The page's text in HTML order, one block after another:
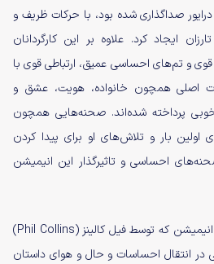
صداگذاری شده بود، با حرکات ظریف و
ایجاد کرد. علاوه بر این کارگردانان
قوی و تم‌های احساسی عمیق، ارتباطی قوی با
اصلی همچون خانواده، هویت، عشق و
پرداخته شده‌اند. صحنه‌هایی همچون
اولین بار و تلاش‌های او برای پیدا کردن
احساسی و تاثیرگذار این انیمیشن
علاوه بر این موسیقی متن این انیمیشن که توسط فیل کالینز (Phil Collins)
انتقال احساسات و حال و هوای داستان